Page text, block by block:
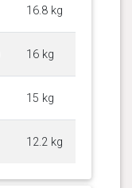
16.8 kg
16 kg
15 kg
12.2 kg